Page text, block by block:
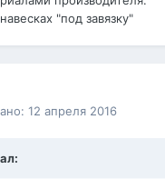
"под завязку"
12 апреля 2016